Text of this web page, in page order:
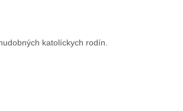
katolíckych rodín.